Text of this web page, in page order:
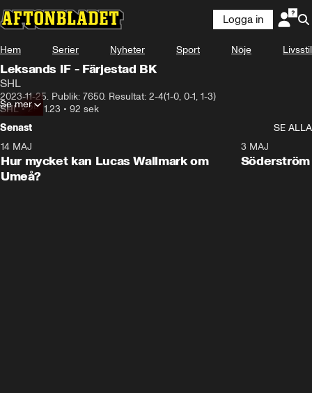
Logga in
Hem Serier Nyheter Sport Nöje Livsstil
Leksands IF - Färjestad BK
SHL
2023-11-25. Publik: 7650. Resultat: 2-4(1-0, 0-1, 1-3)
SHL•25.11.23 • 92 sek
Se mer
Senast
SE ALLA
Plus
14 MAJ
Hur mycket kan Lucas Wallmark om
Umeå?
3 MAJ